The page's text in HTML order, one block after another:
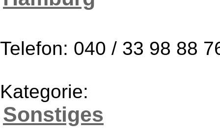
Telefon: 040 / 33 98 88
Kategorie:
Sonstiges